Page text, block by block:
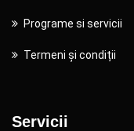
Programe si servicii
Termeni și condiții
Servicii